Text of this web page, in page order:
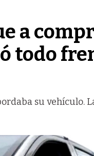
a
todo
su vehículo.